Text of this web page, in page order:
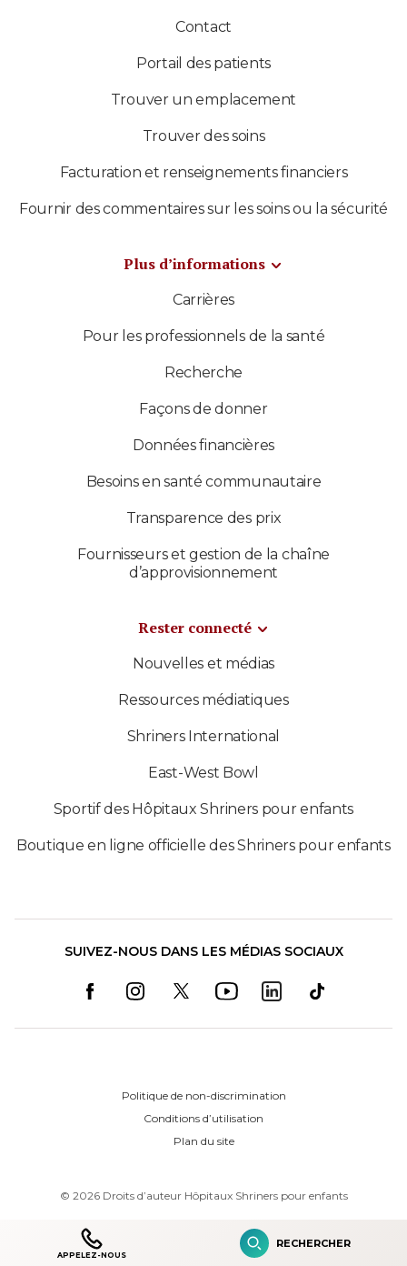
Contact
Portail des patients
Trouver un emplacement
Trouver des soins
Facturation et renseignements financiers
Fournir des commentaires sur les soins ou la sécurité
Plus d’informations
Carrières
Pour les professionnels de la santé
Recherche
Façons de donner
Données financières
Besoins en santé communautaire
Transparence des prix
Fournisseurs et gestion de la chaîne
d’approvisionnement
Rester connecté
Nouvelles et médias
Ressources médiatiques
Shriners International
East-West Bowl
Sportif des Hôpitaux Shriners pour enfants
Boutique en ligne officielle des Shriners pour enfants
SUIVEZ-NOUS DANS LES MÉDIAS SOCIAUX
Politique de non-discrimination
Conditions d’utilisation
Plan du site
© 2026 Droits d’auteur Hôpitaux Shriners pour enfants
APPELEZ-NOUS
RECHERCHER